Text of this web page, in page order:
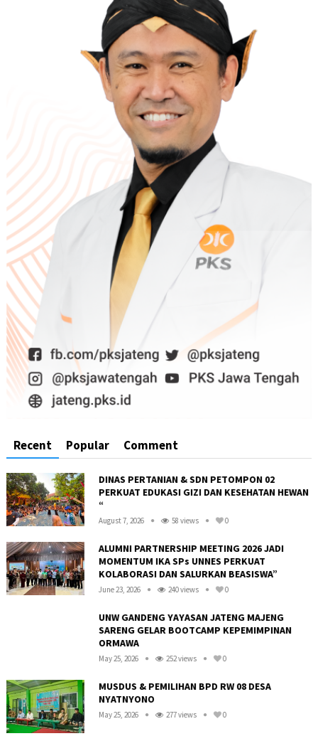
Recent Popular Comment
DINAS PERTANIAN & SDN PETOMPON 02
PERKUAT EDUKASI GIZI DAN KESEHATAN HEWAN
“
August 7, 2026 58 views 0
ALUMNI PARTNERSHIP MEETING 2026 JADI
MOMENTUM IKA SPs UNNES PERKUAT
KOLABORASI DAN SALURKAN BEASISWA”
June 23, 2026 240 views 0
UNW GANDENG YAYASAN JATENG MAJENG
SARENG GELAR BOOTCAMP KEPEMIMPINAN
ORMAWA
May 25, 2026 252 views 0
MUSDUS & PEMILIHAN BPD RW 08 DESA
NYATNYONO
May 25, 2026 277 views 0